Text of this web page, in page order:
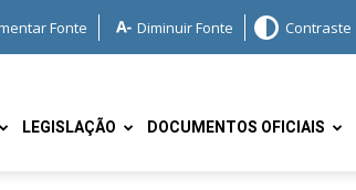
Fonte Diminuir Fonte Contraste
LEGISLAÇÃO DOCUMENTOS OFICIAIS